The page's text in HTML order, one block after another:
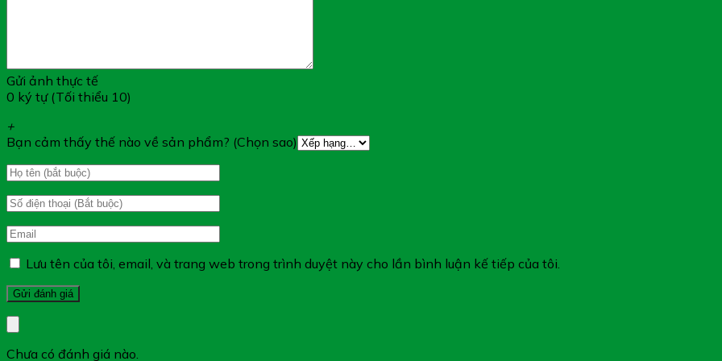
Gửi ảnh thực tế
0 ký tự (Tối thiểu 10)
+
Bạn cảm thấy thế nào về sản phẩm? (Chọn sao)
Lưu tên của tôi, email, và trang web trong trình duyệt này cho lần bình luận kế tiếp của tôi.
Chưa có đánh giá nào.